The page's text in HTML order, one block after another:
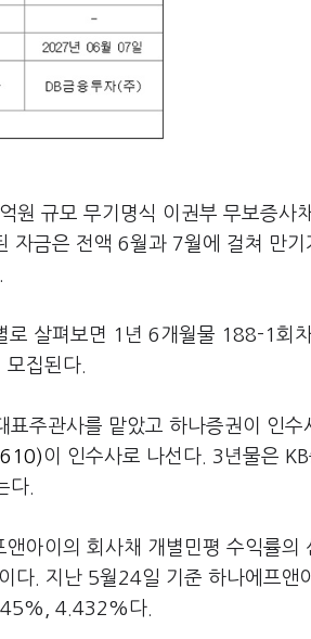
원 규모 무기명식 이권부 무보증사
자금은 전액 6월과 7월에 걸쳐 만기
로 살펴보면 1년 6개월물 188-1회
집된다.
표주관사를 맡았고 하나증권이 인수
이 인수사로 나선다. 3년물은 KB
다.
아이의 회사채 개별민평 수익률의
. 지난 5월24일 기준 하나에프앤
4.432%다.